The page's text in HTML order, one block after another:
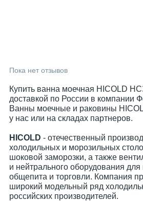
Пока нет отзывов
Купить ванна моечная HICOLD
доставкой по России в компании
Ванны моечные и раковины
у нас или на складах партнеров.
HICOLD - отечественный
холодильных и морозильных
шоковой заморозки, а также
и нейтрального оборудования
общепита и торговли. Компания
широкий модельный ряд
российских производителей.